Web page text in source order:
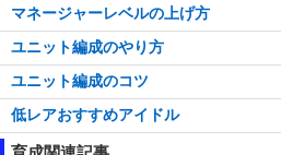
マネージャーレベルの上げ方
ユニット編成のやり方
ユニット編成のコツ
低レアおすすめアイドル